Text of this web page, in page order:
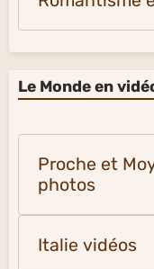
Le Monde en
Proche et
photos
Italie vidéos